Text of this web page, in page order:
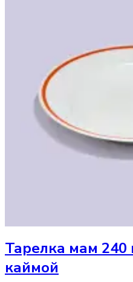
Тарелка мам 240
каймой